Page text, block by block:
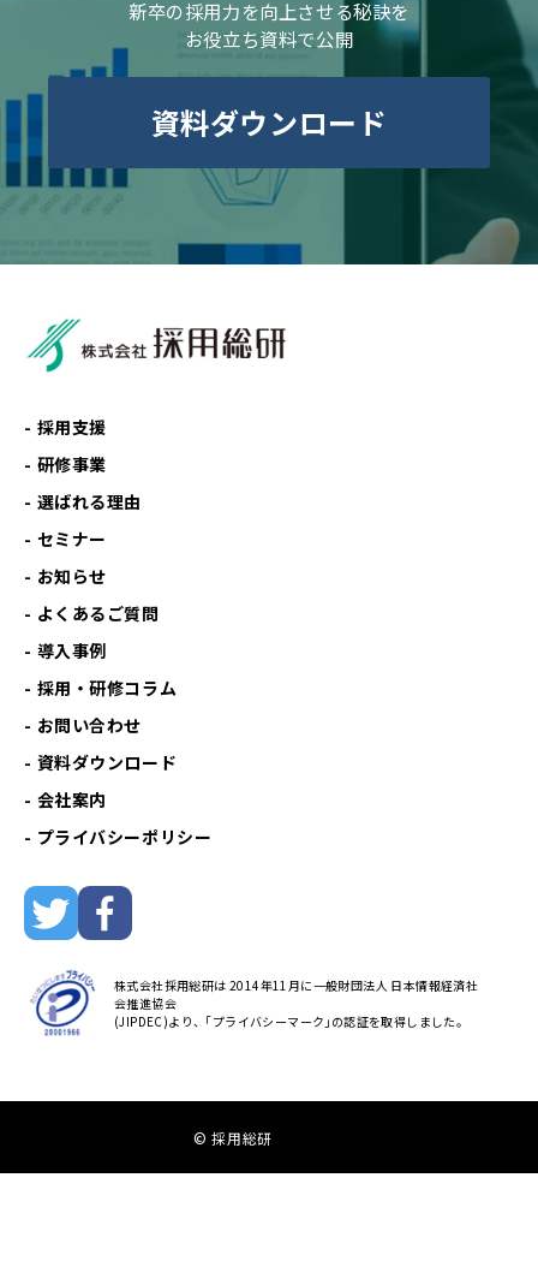
新卒の採用力を向上させる秘訣を
お役立ち資料で公開
資料ダウンロード
採用支援
研修事業
選ばれる理由
セミナー
お知らせ
よくあるご質問
導入事例
採用・研修コラム
お問い合わせ
資料ダウンロード
会社案内
プライバシーポリシー
株式会社採用総研は 2014年11月に一般財団法人 日本情報経済社
会推進協会
(JIPDEC)より、｢プライバシーマーク｣の認証を取得しました。
© 採用総研